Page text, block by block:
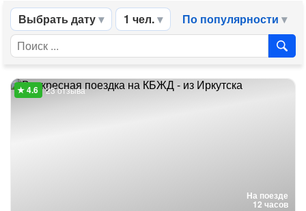
Выбрать дату 1 чел. По популярности
На поезде
12 часов
23 отзыва